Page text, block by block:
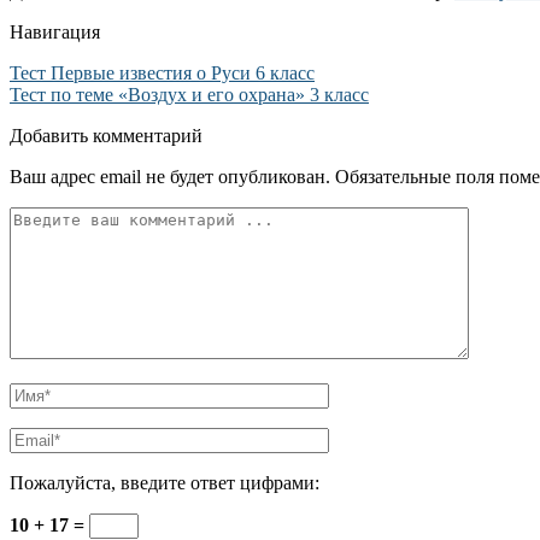
Навигация
Тест Первые известия о Руси 6 класс
Тест по теме «Воздух и его охрана» 3 класс
Добавить комментарий
Ваш адрес email не будет опубликован. Обязательные поля
Пожалуйста, введите ответ цифрами:
10 + 17 =